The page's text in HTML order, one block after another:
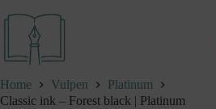
naar
inhoud
Home Vulpen
Platinum
Classic ink – Forest black | Platinum